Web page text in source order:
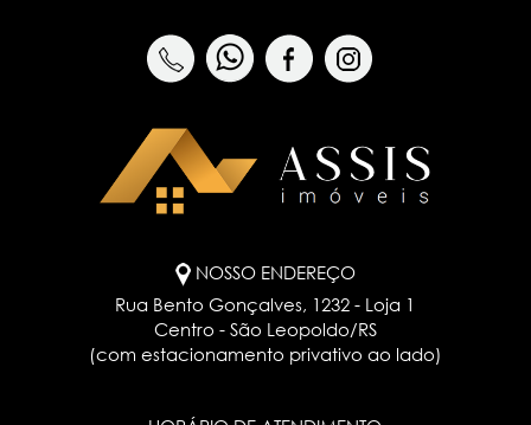
NOSSO ENDEREÇO
Rua Bento Gonçalves, 1232 - Loja 1
Centro - São Leopoldo/RS
(com estacionamento privativo ao lado)